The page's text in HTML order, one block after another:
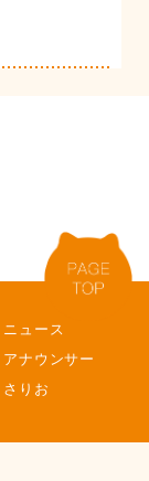
ニュース
アナウンサー
さりお